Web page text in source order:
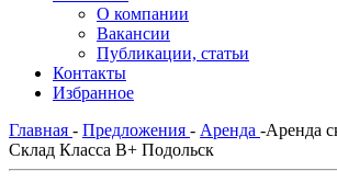
О компании
Вакансии
Публикации, статьи
Контакты
Избранное
Главная - Предложения - Аренда -Аренда
Склад Класса В+ Подольск